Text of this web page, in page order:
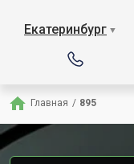
Екатеринбург ▼
Главная / 895